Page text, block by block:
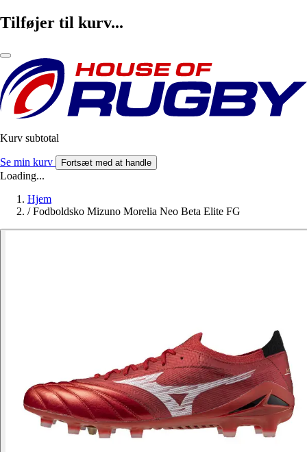
Tilføjer til kurv...
Kurv subtotal
Se min kurv Fortsæt med at handle
Loading...
Hjem
/ Fodboldsko Mizuno Morelia Neo Beta Elite FG